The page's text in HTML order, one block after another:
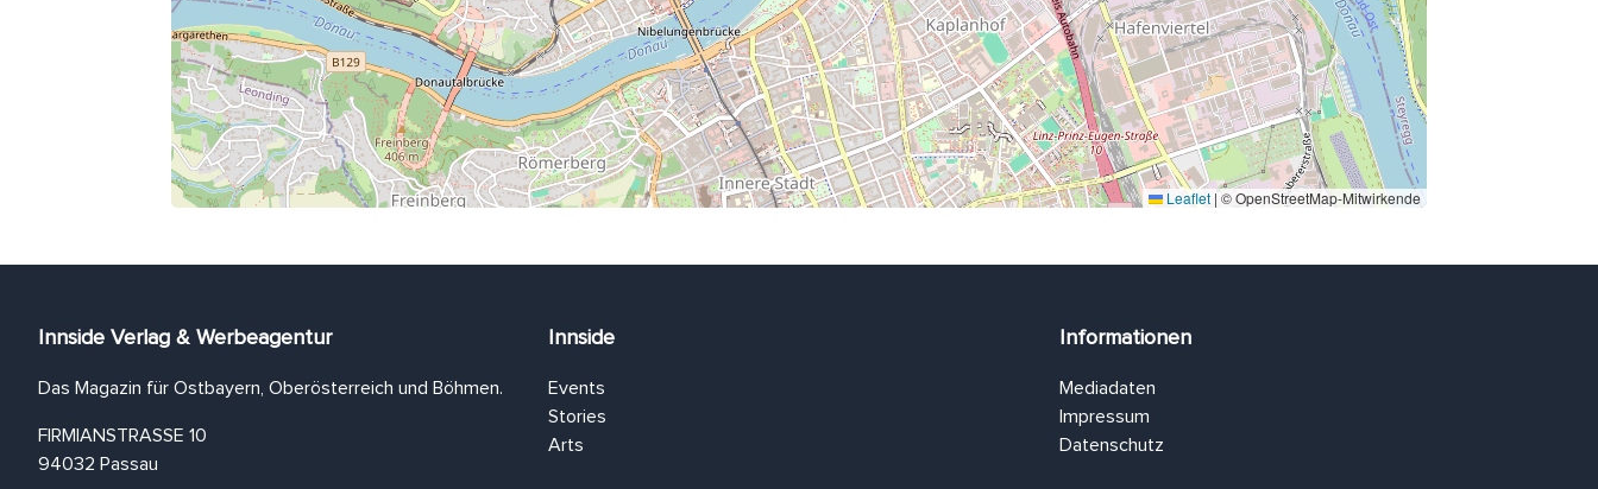
Leaflet | © OpenStreetMap-Mitwirkende
Innside Verlag & Werbeagentur
Das Magazin für Ostbayern, Oberösterreich und Böhmen.
FIRMIANSTRASSE 10
94032 Passau
Innside
Events
Stories
Arts
Informationen
Mediadaten
Impressum
Datenschutz